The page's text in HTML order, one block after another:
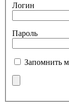
Логин
Пароль
Запомнить